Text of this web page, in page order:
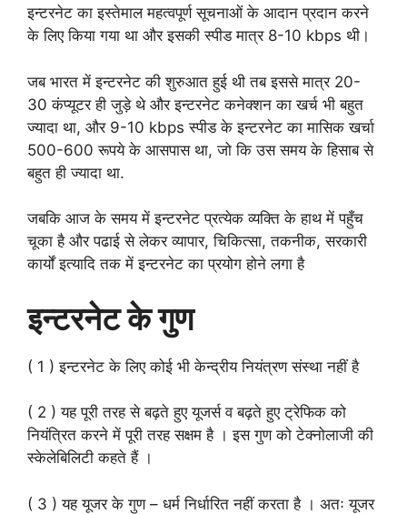
इन्टरनेट का इस्तेमाल महत्वपूर्ण सूचनाओं के आदान प्रदान करने
के लिए किया गया था और इसकी स्पीड मात्र 8-10 kbps थी।
जब भारत में इन्टरनेट की शुरुआत हुई थी तब इससे मात्र 20-
30 कंप्यूटर ही जुड़े थे और इन्टरनेट कनेक्शन का खर्च भी बहुत
ज्यादा था, और 9-10 kbps स्पीड के इन्टरनेट का मासिक खर्चा
500-600 रूपये के आसपास था, जो कि उस समय के हिसाब से
बहुत ही ज्यादा था.
जबकि आज के समय में इन्टरनेट प्रत्येक व्यक्ति के हाथ में पहुँच
चूका है और पढाई से लेकर व्यापार, चिकित्सा, तकनीक, सरकारी
कार्यों इत्यादि तक में इन्टरनेट का प्रयोग होने लगा है
इन्टरनेट के गुण
( 1 ) इन्टरनेट के लिए कोई भी केन्द्रीय नियंत्रण संस्था नहीं है
( 2 ) यह पूरी तरह से बढ़ते हुए यूजर्स व बढ़ते हुए ट्रेफिक को
नियंत्रित करने में पूरी तरह सक्षम है । इस गुण को टेक्नोलाजी की
स्केलेबिलिटी कहते हैं ।
( 3 ) यह यूजर के गुण – धर्म निर्धारित नहीं करता है । अतः यूजर